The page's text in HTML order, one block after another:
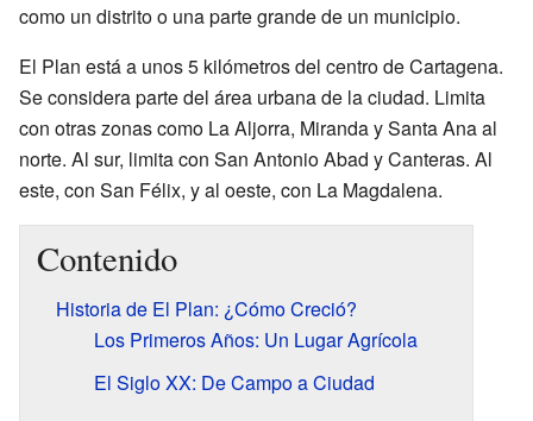
como un distrito o una parte grande de un municipio.
El Plan está a unos 5 kilómetros del centro de Cartagena.
Se considera parte del área urbana de la ciudad. Limita
con otras zonas como La Aljorra, Miranda y Santa Ana al
norte. Al sur, limita con San Antonio Abad y Canteras. Al
este, con San Félix, y al oeste, con La Magdalena.
Contenido
Historia de El Plan: ¿Cómo Creció?
Los Primeros Años: Un Lugar Agrícola
El Siglo XX: De Campo a Ciudad